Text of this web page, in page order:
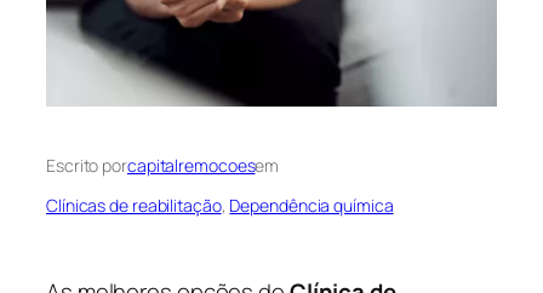
Escrito porcapitalremocoesem
Clínicas de reabilitação, Dependência química